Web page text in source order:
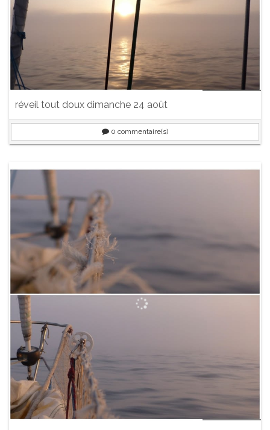
réveil tout doux dimanche 24 août
0 commentaire(s)